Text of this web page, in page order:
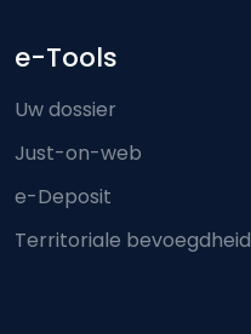
e-Tools
Uw dossier
Just-on-web
e-Deposit
Territoriale bevoegdheid